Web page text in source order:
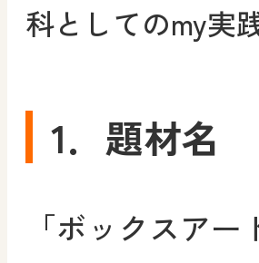
科としてのmy実
1．題材名
「ボックスア